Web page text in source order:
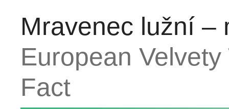
Mravenec lužní
European
Fact